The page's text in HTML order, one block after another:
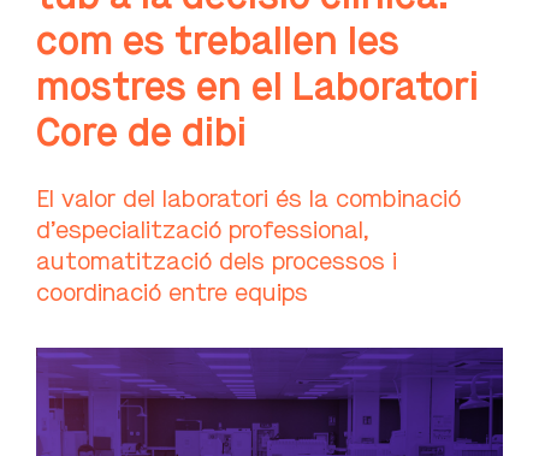
com es treballen les
mostres en el Laboratori
Core de dibi
El valor del laboratori és la combinació
d’especialització professional,
automatització dels processos i
coordinació entre equips